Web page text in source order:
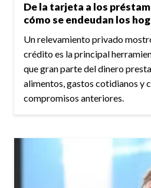
De la tarjeta a los
cómo se endeudan los
Un relevamiento privado
crédito es la principal
que gran parte del dinero
alimentos, gastos cotidianos y
compromisos anteriores.